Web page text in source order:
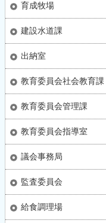
育成牧場
建設水道課
出納室
教育委員会社会教育課
教育委員会管理課
教育委員会指導室
議会事務局
監査委員会
給食調理場